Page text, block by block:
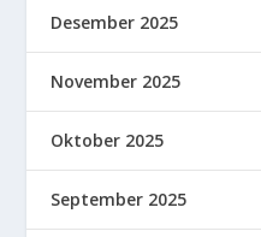
Desember 2025
November 2025
Oktober 2025
September 2025